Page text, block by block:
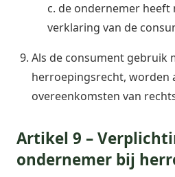
c. de ondernemer heeft
verklaring van de
Als de consument gebruik
herroepingsrecht, worden
overeenkomsten van
Artikel 9 –
ondernemer bij